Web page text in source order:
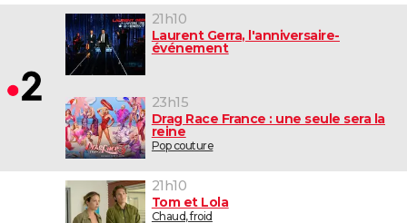
21h10
Laurent Gerra, l'anniversaire-
événement
23h15
Drag Race France : une seule sera la
reine
Pop couture
21h10
Tom et Lola
Chaud, froid